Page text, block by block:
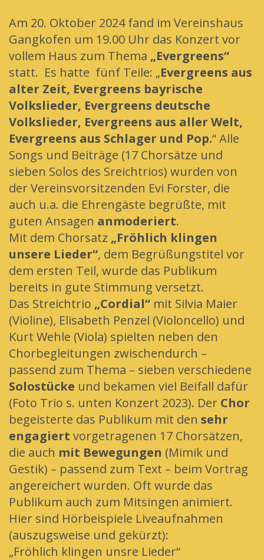
Am 20. Oktober 2024 fand im Vereinshaus
Gangkofen um 19.00 Uhr das Konzert vor
vollem Haus zum Thema „Evergreens“
statt. Es hatte fünf Teile: „Evergreens aus
alter Zeit, Evergreens bayrische
Volkslieder, Evergreens deutsche
Volkslieder, Evergreens aus aller Welt,
Evergreens aus Schlager und Pop.“ Alle
Songs und Beiträge (17 Chorsätze und
sieben Solos des Sreichtrios) wurden von
der Vereinsvorsitzenden Evi Forster, die
auch u.a. die Ehrengäste begrüßte, mit
guten Ansagen anmoderiert.
Mit dem Chorsatz „Fröhlich klingen
unsere Lieder“, dem Begrüßungstitel vor
dem ersten Teil, wurde das Publikum
bereits in gute Stimmung versetzt.
Das Streichtrio „Cordial“ mit Silvia Maier
(Violine), Elisabeth Penzel (Violoncello) und
Kurt Wehle (Viola) spielten neben den
Chorbegleitungen zwischendurch –
passend zum Thema – sieben verschiedene
Solostücke und bekamen viel Beifall dafür
(Foto Trio s. unten Konzert 2023). Der Chor
begeisterte das Publikum mit den sehr
engagiert vorgetragenen 17 Chorsätzen,
die auch mit Bewegungen (Mimik und
Gestik) – passend zum Text – beim Vortrag
angereichert wurden. Oft wurde das
Publikum auch zum Mitsingen animiert.
Hier sind Hörbeispiele Liveaufnahmen
(auszugsweise und gekürzt):
„Fröhlich klingen unsre Lieder“